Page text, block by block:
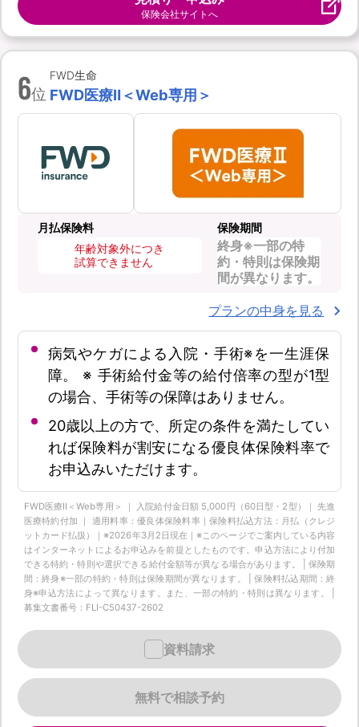
保険会社サイトへ
6位
FWD生命
FWD医療Ⅱ＜Web専用＞
月払保険料
年齢対象外につき
試算できません
保険期間
終身※一部の特
約・特則は保険期
間が異なります。
プランの中身を見る
病気やケガによる入院・手術※を一生涯保
障。 ※ 手術給付金等の給付倍率の型が1型
の場合、手術等の保障はありません。
20歳以上の方で、所定の条件を満たしてい
れば保険料が割安になる優良体保険料率で
お申込みいただけます。
FWD医療Ⅱ＜Web専用＞ ｜ 入院給付金日額 5,000円（60日型・2型）｜ 先進
医療特約付加 ｜ 適用料率：優良体保険料率｜保険料払込方法：月払（クレジ
ットカード払扱）｜※2026年3月2日現在｜※このページでご案内している内容
はインターネットによるお申込みを前提としたものです。申込方法により付加
できる特約・特則や選択できる給付金額等が異なる場合があります。 | 保険期
間：終身※一部の特約・特則は保険期間が異なります。 | 保険料払込期間：終
身※申込方法によって異なります。また、一部の特約・特則は異なります。 |
募集文書番号：FLI-C50437-2602
無料で相談予約
資料請求